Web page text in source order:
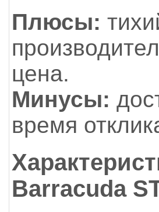
Плюсы:
цена.
Минусы:
время
Barracuda